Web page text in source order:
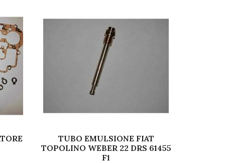
TUBO EMULSIONE FIAT
TOPOLINO WEBER 22 DRS 61455
F1